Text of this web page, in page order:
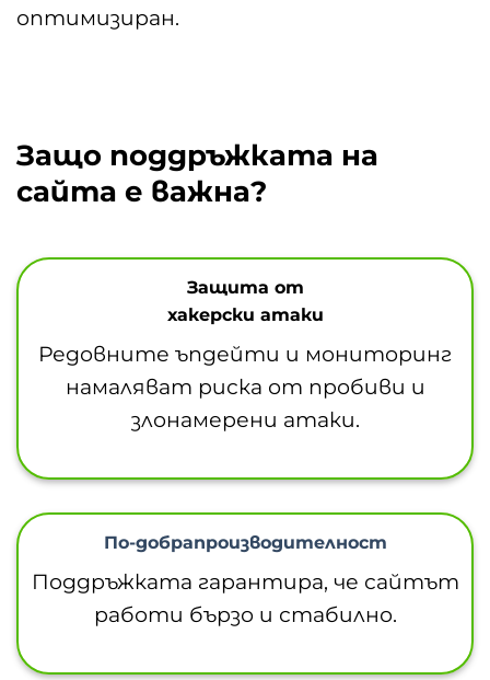
оптимизиран.
Защо поддръжката на
сайта е важна?
Защита от
хакерски атаки
Редовните ъпдейти и мониторинг
намаляват риска от пробиви и
злонамерени атаки.
По-добрапроизводителност
Поддръжката гарантира, че сайтът
работи бързо и стабилно.